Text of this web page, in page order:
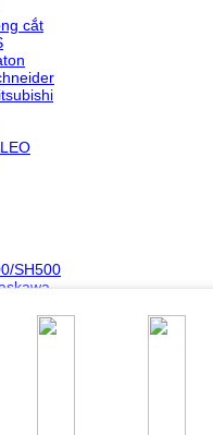
cắt
SH500
7